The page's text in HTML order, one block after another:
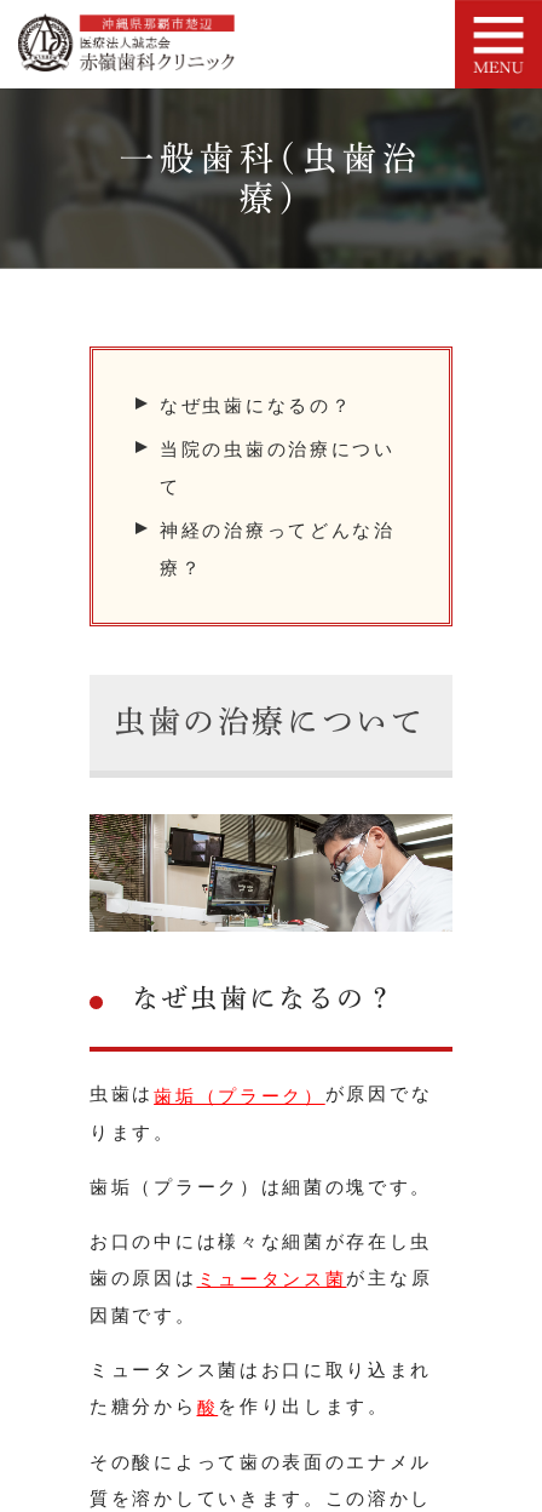
一般歯科(虫歯治
療)
なぜ虫歯になるの？
当院の虫歯の治療につい
て
神経の治療ってどんな治
療？
虫歯の治療について
なぜ虫歯になるの？
虫歯は歯垢（プラーク） が原因でな
ります。
歯垢（プラーク）は細菌の塊です。
お口の中には様々な細菌が存在し虫
歯の原因は ミュータンス菌が主な原
因菌です。
ミュータンス菌はお口に取り込まれ
た糖分から 酸 を作り出します。
その酸によって歯の表面のエナメル
質を溶かしていきます。この溶かし